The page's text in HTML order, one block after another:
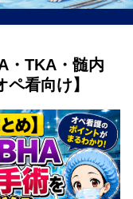
・TKA・髄内
看向け】